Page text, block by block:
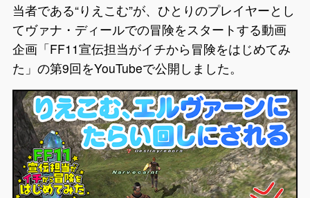
当者である“りえこむ”が、ひとりのプレイヤーとし
てヴァナ・ディールでの冒険をスタートする動画
企画「FF11宣伝担当がイチから冒険をはじめてみ
た」の第9回をYouTubeで公開しました。